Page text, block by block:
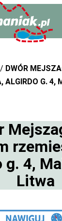
DWÓR
ALGIRDO G. 4,
g. 4,
Litwa